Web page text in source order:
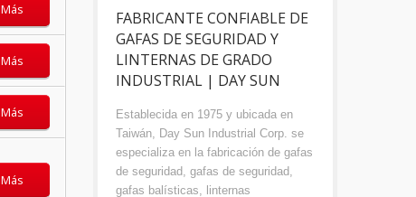
Más
Más
Más
Más
FABRICANTE CONFIABLE DE
GAFAS DE SEGURIDAD Y
LINTERNAS DE GRADO
INDUSTRIAL | DAY SUN
Establecida en 1975 y ubicada en
Taiwán, Day Sun Industrial Corp. se
especializa en la fabricación de gafas
de seguridad, gafas de seguridad,
gafas balísticas, linternas